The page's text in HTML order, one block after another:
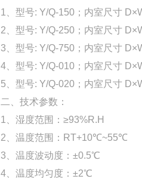
1、型号: Y/Q-150；内室尺寸
2、型号: Y/Q-250；内室尺寸
3、型号: Y/Q-750；内室尺寸
4、型号: Y/Q-010；内室尺寸
5、型号: Y/Q-020；内室尺寸
二、 技术参数：
1、湿度范围：≥93%R.H
2、温度范围：RT+10℃~55℃
3、温度波动度：±0.5℃
4、温度均匀度：±2℃